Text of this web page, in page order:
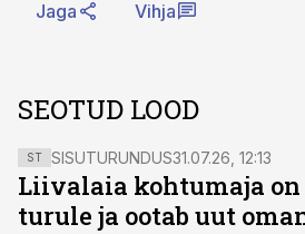
Jaga Vihja
SEOTUD LOOD
ST SISUTURUNDUS31.07.26, 12:13
Liivalaia kohtumaja on
turule ja ootab uut